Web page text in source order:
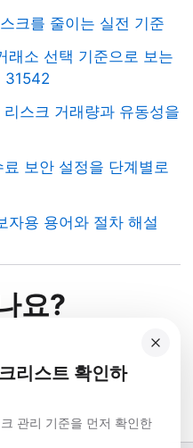
크를 줄이는 실전 기준
래소 선택 기준으로 보는
31542
스크 거래량과 유동성을
보안 설정을 단계별로
자용 용어와 절차 해설
요?
리스트 확인하
관리 기준을 먼저 확인한